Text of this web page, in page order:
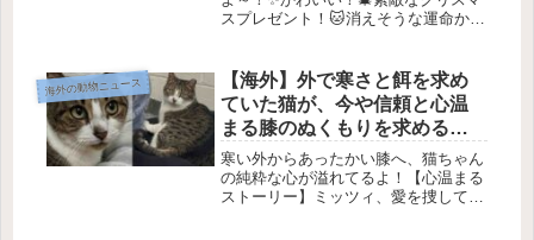
スプレゼント！🐱消えそうな運命から
のために、助けを求める連絡を受けま
した。彼らは何州も離...
海外の動物ニュース
【海外】外で寒さと餌を求め
ていた猫が、今や信頼と心温
まる膝のぬくもりを求める理
由とは？
寒い外からあったかい膝へ、猫ちゃん
の純粋な心が溢れてるよ！【心温まる
ストーリー】ミッツィ、愛を捜して🐾